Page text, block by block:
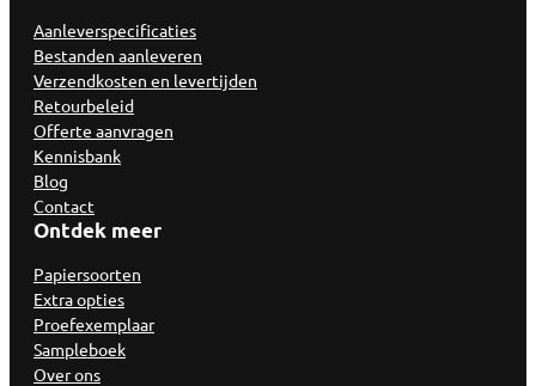
Aanleverspecificaties
Bestanden aanleveren
Verzendkosten en levertijden
Retourbeleid
Offerte aanvragen
Kennisbank
Blog
Contact
Ontdek meer
Papiersoorten
Extra opties
Proefexemplaar
Sampleboek
Over ons